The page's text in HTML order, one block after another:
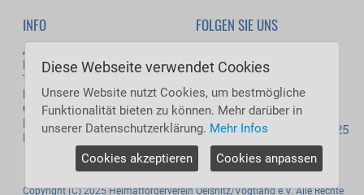
INFO
Aktuelles
Download
Termine
Kontakt
Gästebuch
Datenschutz
Impressum
FOLGEN SIE UNS
Besucher jetzt: 61
Besucher heute: 6.644
Besucher gestern: 8.061
Besucher gesamt: 5.546.025
Copyright (C) 2025 Heimatförderverein Oelsnitz/Vogtland e.V. Alle Rechte
Diese Webseite verwendet Cookies
Unsere Website nutzt Cookies, um bestmögliche
Funktionalität bieten zu können. Mehr darüber in
unserer Datenschutzerklärung. Mehr Infos
Cookies akzeptieren Cookies anpassen